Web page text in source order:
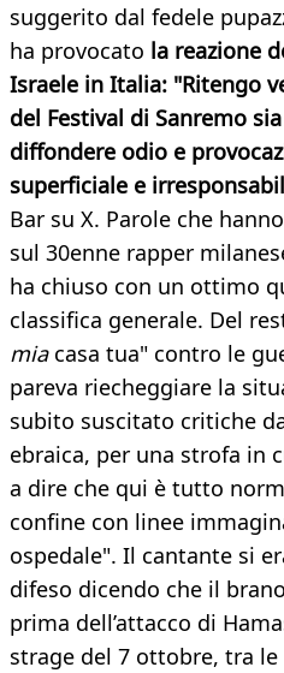
suggerito dal fedele
ha provocato la reazione
Israele in Italia: "Ritengo
del Festival di Sanremo
diffondere odio e
superficiale e
Bar su X. Parole che
sul 30enne rapper
ha chiuso con un ottimo
classifica generale. Del
miacasa tua" contro le
pareva riecheggiare la
subito suscitato critiche
ebraica, per una strofa in
a dire che qui è tutto
confine con linee
ospedale". Il cantante si
difeso dicendo che il
prima dell’attacco di
strage del 7 ottobre, tra